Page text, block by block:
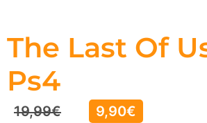
The Last Of
Ps4
19,99€ 9,90€